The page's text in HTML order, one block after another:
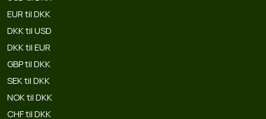
EUR til DKK
DKK til USD
DKK til EUR
GBP til DKK
SEK til DKK
NOK til DKK
CHF til DKK